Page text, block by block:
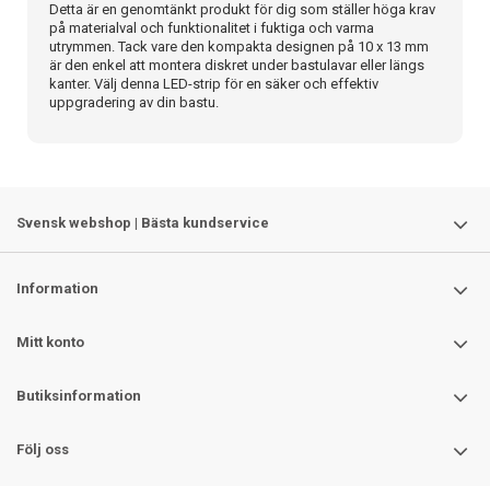
Detta är en genomtänkt produkt för dig som ställer höga krav
på materialval och funktionalitet i fuktiga och varma
utrymmen. Tack vare den kompakta designen på 10 x 13 mm
är den enkel att montera diskret under bastulavar eller längs
kanter. Välj denna LED-strip för en säker och effektiv
uppgradering av din bastu.
Svensk webshop | Bästa kundservice
Information
Mitt konto
Butiksinformation
Följ oss